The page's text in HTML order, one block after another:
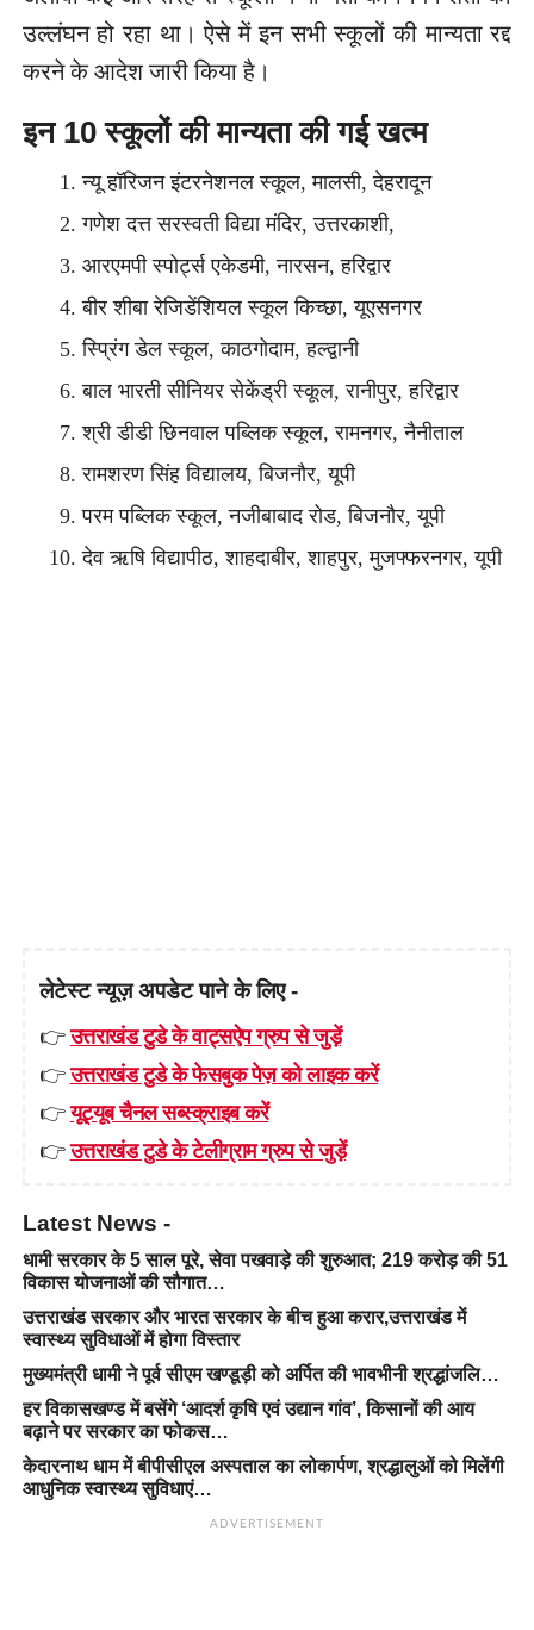
उल्लंघन हो रहा था। ऐसे में इन सभी स्कूलों की मान्यता रद्द
करने के आदेश जारी किया है।
इन 10 स्कूलों की मान्यता की गई खत्म
न्यू हॉरिजन इंटरनेशनल स्कूल, मालसी, देहरादून
गणेश दत्त सरस्वती विद्या मंदिर, उत्तरकाशी,
आरएमपी स्पोर्ट्स एकेडमी, नारसन, हरिद्वार
बीर शीबा रेजिडेंशियल स्कूल किच्छा, यूएसनगर
स्प्रिंग डेल स्कूल, काठगोदाम, हल्द्वानी
बाल भारती सीनियर सेकेंड्री स्कूल, रानीपुर, हरिद्वार
श्री डीडी छिनवाल पब्लिक स्कूल, रामनगर, नैनीताल
रामशरण सिंह विद्यालय, बिजनौर, यूपी
परम पब्लिक स्कूल, नजीबाबाद रोड, बिजनौर, यूपी
देव ऋषि विद्यापीठ, शाहदाबीर, शाहपुर, मुजफ्फरनगर, यूपी
लेटेस्ट न्यूज़ अपडेट पाने के लिए -
👉उत्तराखंड टुडे के वाट्सऐप ग्रुप से जुड़ें
👉उत्तराखंड टुडे के फेसबुक पेज़ को लाइक करें
👉यूट्यूब चैनल सब्स्क्राइब करें
👉उत्तराखंड टुडे के टेलीग्राम ग्रुप से जुड़ें
Latest News -
धामी सरकार के 5 साल पूरे, सेवा पखवाड़े की शुरुआत; 219 करोड़ की 51
विकास योजनाओं की सौगात…
उत्तराखंड सरकार और भारत सरकार के बीच हुआ करार,उत्तराखंड में
स्वास्थ्य सुविधाओं में होगा विस्तार
मुख्यमंत्री धामी ने पूर्व सीएम खण्डूड़ी को अर्पित की भावभीनी श्रद्धांजलि…
हर विकासखण्ड में बसेंगे ‘आदर्श कृषि एवं उद्यान गांव’, किसानों की आय
बढ़ाने पर सरकार का फोकस…
केदारनाथ धाम में बीपीसीएल अस्पताल का लोकार्पण, श्रद्धालुओं को मिलेंगी
आधुनिक स्वास्थ्य सुविधाएं…
ADVERTISEMENT